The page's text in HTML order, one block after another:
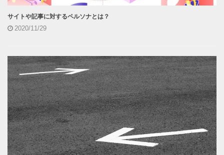
サイトや記事に対するペルソナとは？
2020/11/29